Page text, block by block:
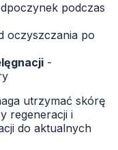
podczas
oczyszczania po
-
utrzymać skórę
regeneracji i
do aktualnych